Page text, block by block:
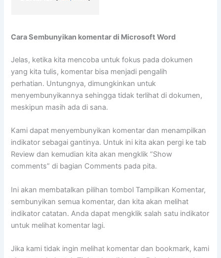
Cara Sembunyikan komentar di Microsoft Word
Jelas, ketika kita mencoba untuk fokus pada dokumen
yang kita tulis, komentar bisa menjadi pengalih
perhatian. Untungnya, dimungkinkan untuk
menyembunyikannya sehingga tidak terlihat di dokumen,
meskipun masih ada di sana.
Kami dapat menyembunyikan komentar dan menampilkan
indikator sebagai gantinya. Untuk ini kita akan pergi ke tab
Review dan kemudian kita akan mengklik “Show
comments” di bagian Comments pada pita.
Ini akan membatalkan pilihan tombol Tampilkan Komentar,
sembunyikan semua komentar, dan kita akan melihat
indikator catatan. Anda dapat mengklik salah satu indikator
untuk melihat komentar lagi.
Jika kami tidak ingin melihat komentar dan bookmark, kami